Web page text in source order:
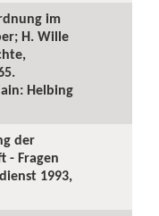
im
H. Wille
Helbing
der
- Fragen
1993,